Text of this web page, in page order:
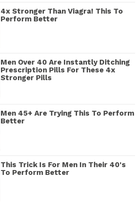
4x Stronger Than Viagra! This To
Perform Better
Men Over 40 Are Instantly Ditching
Prescription Pills For These 4x
Stronger Pills
Men 45+ Are Trying This To Perform
Better
This Trick Is For Men In Their 40's
To Perform Better